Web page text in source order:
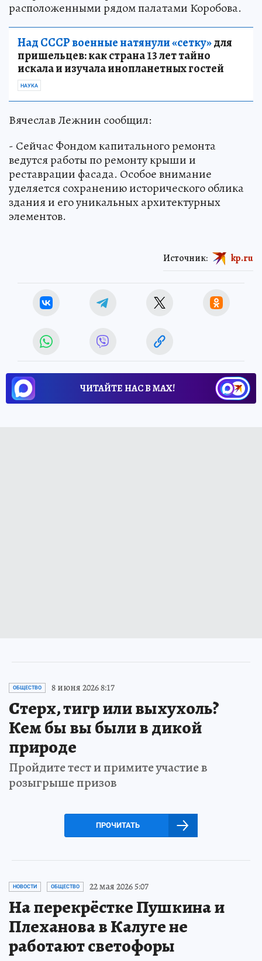
расположенными рядом палатами Коробова.
Над СССР военные натянули «сетку»для
пришельцев: как страна 13 лет тайно
искала и изучала инопланетных гостей
НАУКА
Вячеслав Лежнин сообщил:
- Сейчас Фондом капитального ремонта
ведутся работы по ремонту крыши и
реставрации фасада. Особое внимание
уделяется сохранению исторического облика
здания и его уникальных архитектурных
элементов.
Источник: kp.ru
ЧИТАЙТЕ НАС В МАХ!
ОБЩЕСТВО 8 июня 2026 8:17
Стерх, тигр или выхухоль?
Кем бы вы были в дикой
природе
Пройдите тест и примите участие в
розыгрыше призов
ПРОЧИТАТЬ
НОВОСТИ ОБЩЕСТВО 22 мая 2026 5:07
На перекрёстке Пушкина и
Плеханова в Калуге не
работают светофоры